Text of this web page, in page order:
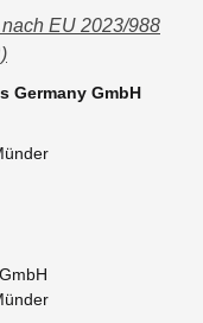
EU 2023/988
Germany GmbH